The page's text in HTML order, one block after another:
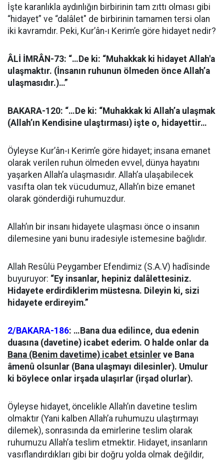
İşte karanlıkla aydınlığın birbirinin tam zıttı olması gibi
“hidayet” ve “dalâlet" de birbirinin tamamen tersi olan
iki kavramdır. Peki, Kur’ân-ı Kerim’e göre hidayet nedir?
ÂLİ İMRÂN-73: “…De ki: “Muhakkak ki hidayet Allah'a
ulaşmaktır. (İnsanın ruhunun ölmeden önce Allah’a
ulaşmasıdır.)…”
BAKARA-120: “…De ki: “Muhakkak ki Allah’a ulaşmak
(Allah’ın Kendisine ulaştırması) işte o, hidayettir…
Öyleyse Kur’ân-ı Kerim’e göre hidayet; insana emanet
olarak verilen ruhun ölmeden evvel, dünya hayatını
yaşarken Allah’a ulaşmasıdır. Allah’a ulaşabilecek
vasıfta olan tek vücudumuz, Allah’ın bize emanet
olarak gönderdiği ruhumuzdur.
Allah’ın bir insanı hidayete ulaşması önce o insanın
dilemesine yani bunu iradesiyle istemesine bağlıdır.
Allah Resûlü Peygamber Efendimiz (S.A.V) hadîsinde
buyuruyor: “Ey insanlar, hepiniz dalâlettesiniz.
Hidayete erdirdiklerim müstesna. Dileyin ki, sizi
hidayete erdireyim.”
2/BAKARA-186: …Bana dua edilince, dua edenin
duasına (davetine) icabet ederim. O halde onlar da
Bana (Benim davetime) icabet etsinler ve Bana
âmenû olsunlar (Bana ulaşmayı dilesinler). Umulur
ki böylece onlar irşada ulaşırlar (irşad olurlar).
Öyleyse hidayet, öncelikle Allah’ın davetine teslim
olmaktır (Yani kalben Allah’a ruhumuzu ulaştırmayı
dilemek), sonrasında da emirlerine teslim olarak
ruhumuzu Allah’a teslim etmektir. Hidayet, insanların
vasıflandırdıkları gibi bir doğru yolda olmak değildir,